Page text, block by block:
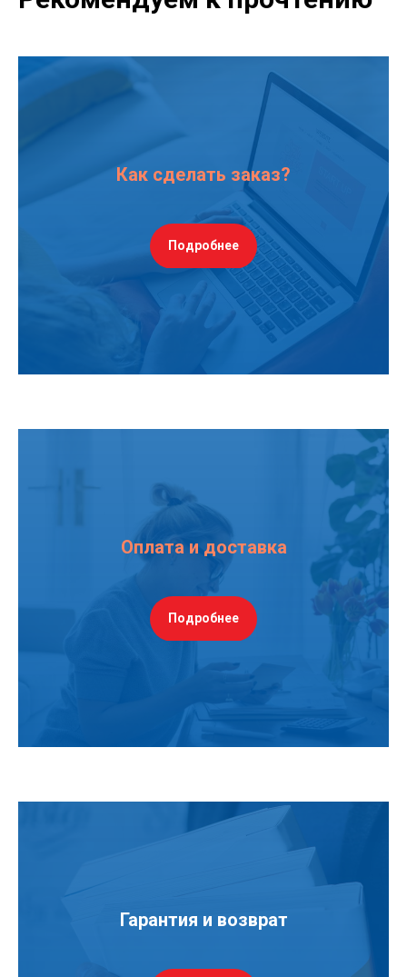
Как сделать заказ?
Подробнее
Оплата и доставка
Подробнее
Гарантия и возврат